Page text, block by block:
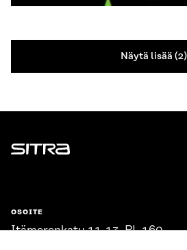
Näytä lisää (2)
Sitra
OSOITE
Itämerenkatu 11-13, PL 160,